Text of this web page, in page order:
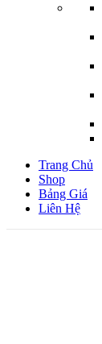
Trang Chủ
Shop
Bảng Giá
Liên Hệ